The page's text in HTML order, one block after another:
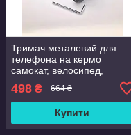
Тримач металевий для
телефона на кермо
самокат, велосипед,
мотоцикл.Кольор: чорний.
498 ₴ 664 ₴
Купити